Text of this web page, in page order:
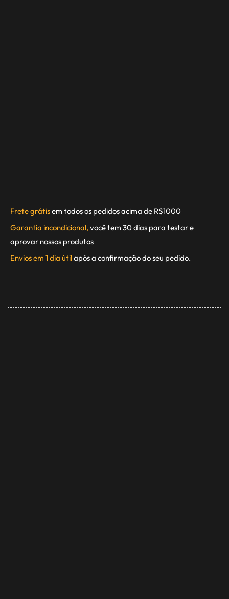
Frete grátisem todos os pedidos acima de R$1000
Garantia incondicional, você tem 30 dias para testar e
aprovar nossos produtos
Envios em 1 dia útilapós a confirmação do seu pedido.